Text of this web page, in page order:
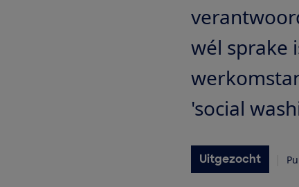
wél sprake
'social
Uitgezocht